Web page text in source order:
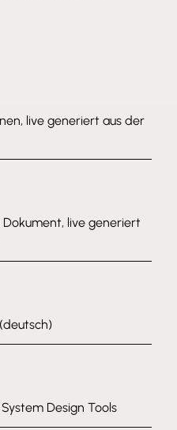
live generiert aus der
live generiert
Design Tools